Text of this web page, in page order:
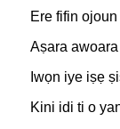
Ere fifin
Aṣara
Iwọn iye iṣẹ
Kini idi ti o